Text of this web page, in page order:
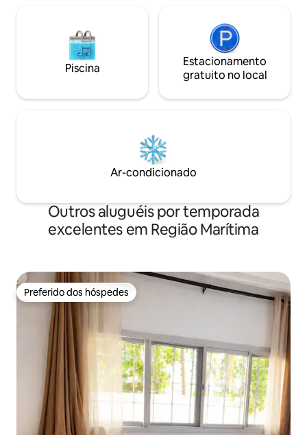
Piscina
Estacionamento
gratuito no local
Ar-condicionado
Outros aluguéis por temporada
excelentes em Região Marítima
Preferido dos hóspedes
Preferido dos hóspedes